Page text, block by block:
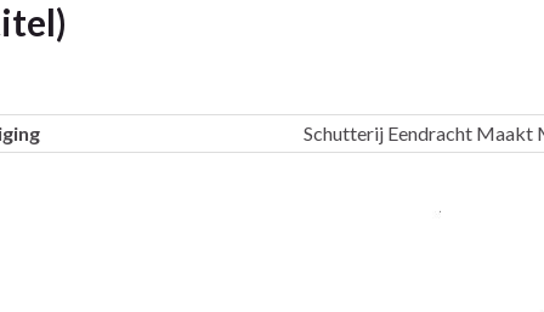
Schutterij Eendracht Maakt